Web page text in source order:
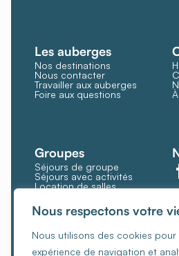
Les auberges
Nos destinations
Nous contacter
Travailler aux auberges
Foire aux questions
Groupes
Séjours de groupe
Séjours avec activités
Location de salles
Gérer les
Conditions
Nous respectons votre
Nous utilisons des cookies pour
expérience de navigation et